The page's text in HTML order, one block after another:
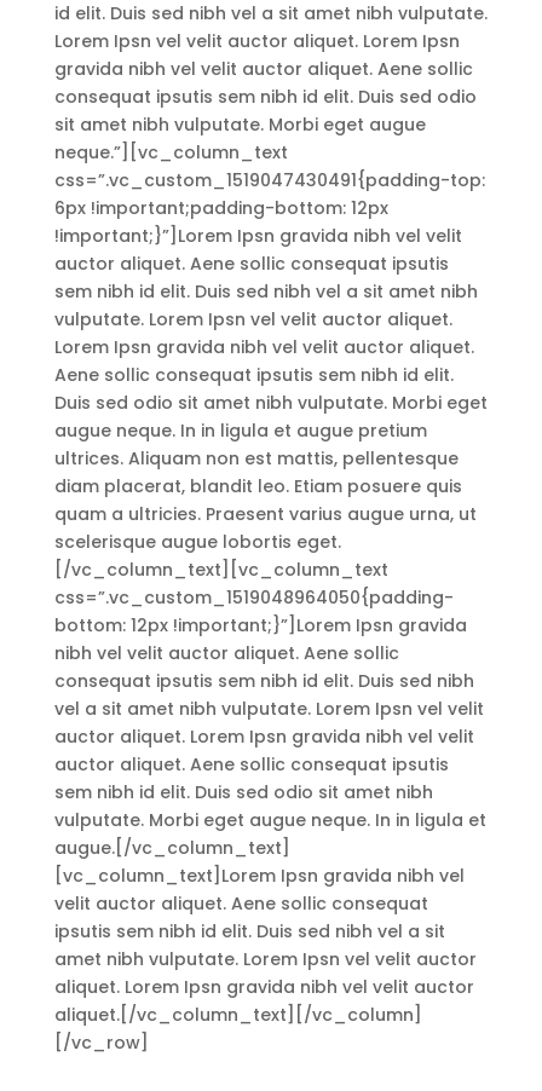
id elit. Duis sed nibh vel a sit amet nibh vulputate.
Lorem Ipsn vel velit auctor aliquet. Lorem Ipsn
gravida nibh vel velit auctor aliquet. Aene sollic
consequat ipsutis sem nibh id elit. Duis sed odio
sit amet nibh vulputate. Morbi eget augue
neque.”][vc_column_text
css=”.vc_custom_1519047430491{padding-top:
6px !important;padding-bottom: 12px
!important;}”]Lorem Ipsn gravida nibh vel velit
auctor aliquet. Aene sollic consequat ipsutis
sem nibh id elit. Duis sed nibh vel a sit amet nibh
vulputate. Lorem Ipsn vel velit auctor aliquet.
Lorem Ipsn gravida nibh vel velit auctor aliquet.
Aene sollic consequat ipsutis sem nibh id elit.
Duis sed odio sit amet nibh vulputate. Morbi eget
augue neque. In in ligula et augue pretium
ultrices. Aliquam non est mattis, pellentesque
diam placerat, blandit leo. Etiam posuere quis
quam a ultricies. Praesent varius augue urna, ut
scelerisque augue lobortis eget.
[/vc_column_text][vc_column_text
css=”.vc_custom_1519048964050{padding-
bottom: 12px !important;}”]Lorem Ipsn gravida
nibh vel velit auctor aliquet. Aene sollic
consequat ipsutis sem nibh id elit. Duis sed nibh
vel a sit amet nibh vulputate. Lorem Ipsn vel velit
auctor aliquet. Lorem Ipsn gravida nibh vel velit
auctor aliquet. Aene sollic consequat ipsutis
sem nibh id elit. Duis sed odio sit amet nibh
vulputate. Morbi eget augue neque. In in ligula et
augue.[/vc_column_text]
[vc_column_text]Lorem Ipsn gravida nibh vel
velit auctor aliquet. Aene sollic consequat
ipsutis sem nibh id elit. Duis sed nibh vel a sit
amet nibh vulputate. Lorem Ipsn vel velit auctor
aliquet. Lorem Ipsn gravida nibh vel velit auctor
aliquet.[/vc_column_text][/vc_column]
[/vc_row]